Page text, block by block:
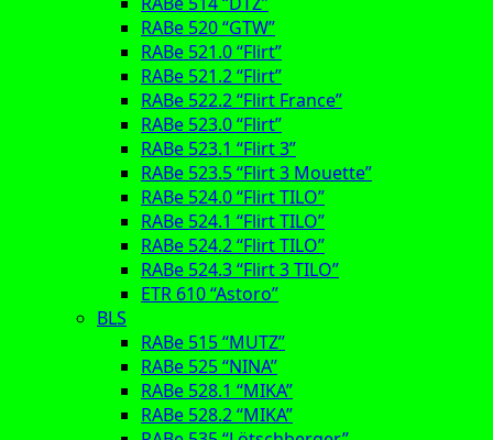
RABe 520 “GTW”
RABe 521.0 “Flirt”
RABe 521.2 “Flirt”
RABe 522.2 “Flirt France”
RABe 523.0 “Flirt”
RABe 523.1 “Flirt 3”
RABe 523.5 “Flirt 3 Mouette”
RABe 524.0 “Flirt TILO”
RABe 524.1 “Flirt TILO”
RABe 524.2 “Flirt TILO”
RABe 524.3 “Flirt 3 TILO”
ETR 610 “Astoro”
BLS
RABe 515 “MUTZ”
RABe 525 “NINA”
RABe 528.1 “MIKA”
RABe 528.2 “MIKA”